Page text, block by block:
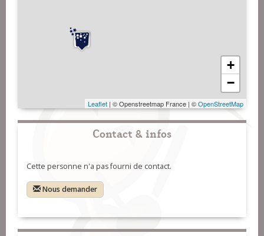
+
−
Leaflet | © Openstreetmap France | ©OpenStreetMap
Contact & infos
Cette personne n'a pas fourni de contact.
Nous demander